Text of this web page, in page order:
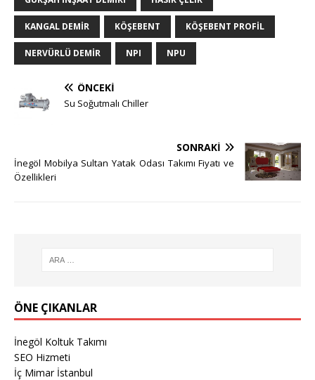
KANGAL DEMIR KÖŞEBENT KÖŞEBENT PROFIL
NERVÜRLÜ DEMIR NPI NPU
ÖNCEKI
Su Soğutmalı Chiller
SONRAKI
İnegöl Mobilya Sultan Yatak Odası Takımı Fiyatı ve
Özellikleri
ÖNE ÇIKANLAR
İnegöl Koltuk Takımı
SEO Hizmeti
İç Mimar İstanbul